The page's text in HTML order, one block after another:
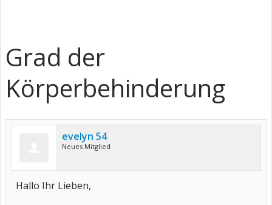
Grad der
Körperbehinderung
evelyn 54
Neues Mitglied
Hallo Ihr Lieben,